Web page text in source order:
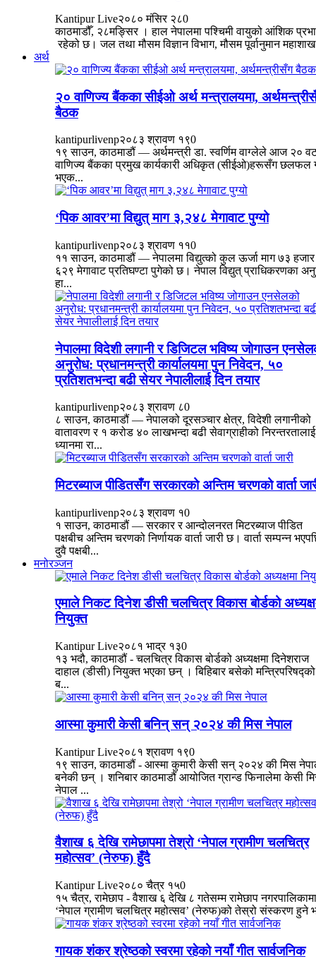
Kantipur Live२०८० मंसिर २८0
काठमाडौँ, २८मङ्सिर । हाल नेपालमा पश्चिमी वायुको आंशिक
रहेको छ। जल तथा मौसम विज्ञान विभाग, मौसम पूर्वानुमान
अर्थ
२० वाणिज्य बैंकका सीईओ अर्थ मन्त्रालयमा,
बैठक
kantipurlivenp२०८३ श्रावण १९0
१९ साउन, काठमाडौं — अर्थमन्त्री डा. स्वर्णिम वाग्लेले आज २०
वाणिज्य बैंकका प्रमुख कार्यकारी अधिकृत (सीईओ)हरूसँग छलफल
भएक...
‘पिक आवर’मा विद्युत् माग ३,२४८ मेगावाट पुग्यो
kantipurlivenp२०८३ श्रावण ११0
११ साउन, काठमाडौं — नेपालमा विद्युत्को कुल ऊर्जा माग ७३ हजार
६२९ मेगावाट प्रतिघण्टा पुगेको छ। नेपाल विद्युत् प्राधिकरणका
हा...
नेपालमा विदेशी लगानी र डिजिटल भविष्य जोगाउन
अनुरोध: प्रधानमन्त्री कार्यालयमा पुन निवेदन, ५०
प्रतिशतभन्दा बढी सेयर नेपालीलाई दिन तयार
kantipurlivenp२०८३ श्रावण ८0
८ साउन, काठमाडौं — नेपालको दूरसञ्चार क्षेत्र, विदेशी लगानीको
वातावरण र १ करोड ४० लाखभन्दा बढी सेवाग्राहीको निरन्तरतालाई
ध्यानमा रा...
मिटरब्याज पीडितसँग सरकारको अन्तिम चरणको वार्ता
kantipurlivenp२०८३ श्रावण १0
१ साउन, काठमाडौं — सरकार र आन्दोलनरत मिटरब्याज पीडित
पक्षबीच अन्तिम चरणको निर्णायक वार्ता जारी छ। वार्ता सम्पन्न
दुवै पक्षबी...
मनोरञ्जन
एमाले निकट दिनेश डीसी चलचित्र विकास बोर्डको
नियुक्त
Kantipur Live२०८१ भाद्र १३0
१३ भदौ, काठमाडौं - चलचित्र विकास बोर्डको अध्यक्षमा दिनेशराज
दाहाल (डीसी) नियुक्त भएका छन् । बिहिबार बसेको मन्त्रिपरिषद्को
ब...
आस्मा कुमारी केसी बनिन् सन् २०२४ की मिस नेपाल
Kantipur Live२०८१ श्रावण १९0
१९ साउन, काठमाडौं - आस्मा कुमारी केसी सन् २०२४ की मिस
बनेकी छन् । शनिबार काठमाडौं आयोजित ग्रान्ड फिनालेमा केसी
नेपाल ...
वैशाख ६ देखि रामेछापमा तेश्रो ‘नेपाल ग्रामीण चलचित्र
महोत्सव’ (नेरुफ) हुँदै
Kantipur Live२०८० चैत्र १५0
१५ चैत्र, रामेछाप - वैशाख ६ देखि ८ गतेसम्म रामेछाप नगरपालिकामा
‘नेपाल ग्रामीण चलचित्र महोत्सव’ (नेरुफ)को तेस्रो संस्करण हुने
गायक शंकर श्रेष्ठको स्वरमा रहेको नयाँ गीत सार्वजनिक